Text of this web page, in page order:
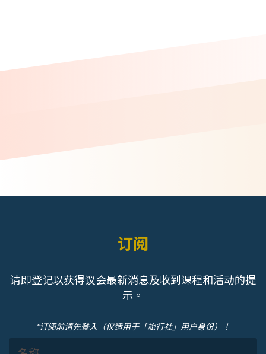
订阅
请即登记以获得议会最新消息及收到课程和活动的提
示。
*订阅前请先登入（仅适用于「旅行社」用户身份）！